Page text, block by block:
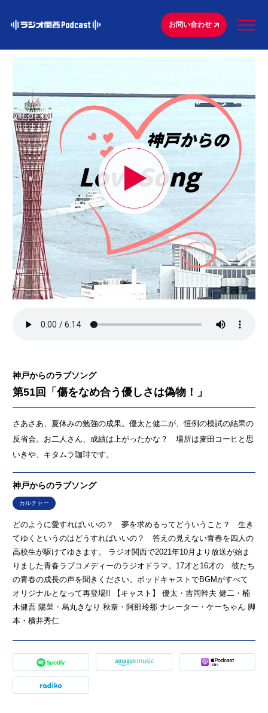
お問い合わせ
神戸からのラブソング
第51回「傷をなめ合う優しさは偽物！」
さあさあ、夏休みの勉強の成果。優太と健二が、恒例の模試の結果の
反省会。お二人さん、成績は上がったかな？ 場所は麦田コーヒと思
いきや、キタムラ珈琲です。
神戸からのラブソング
カルチャー
どのように愛すればいいの？ 夢を求めるってどういうこと？ 生き
てゆくというのはどうすればいいの？ 答えの見えない青春を四人の
高校生が駆けてゆきます。 ラジオ関西で2021年10月より放送が始ま
りました青春ラブコメディーのラジオドラマ。17才と16才の 彼たち
の青春の成長の声を聞きください。ポッドキャストでBGMがすべて
オリジナルとなって再登場!! 【キャスト】 優太・吉岡幹夫 健二・楠
木健吾 陽菜・烏丸きなり 秋奈・阿部玲那 ナレーター・ケーちゃん 脚
本・横井秀仁